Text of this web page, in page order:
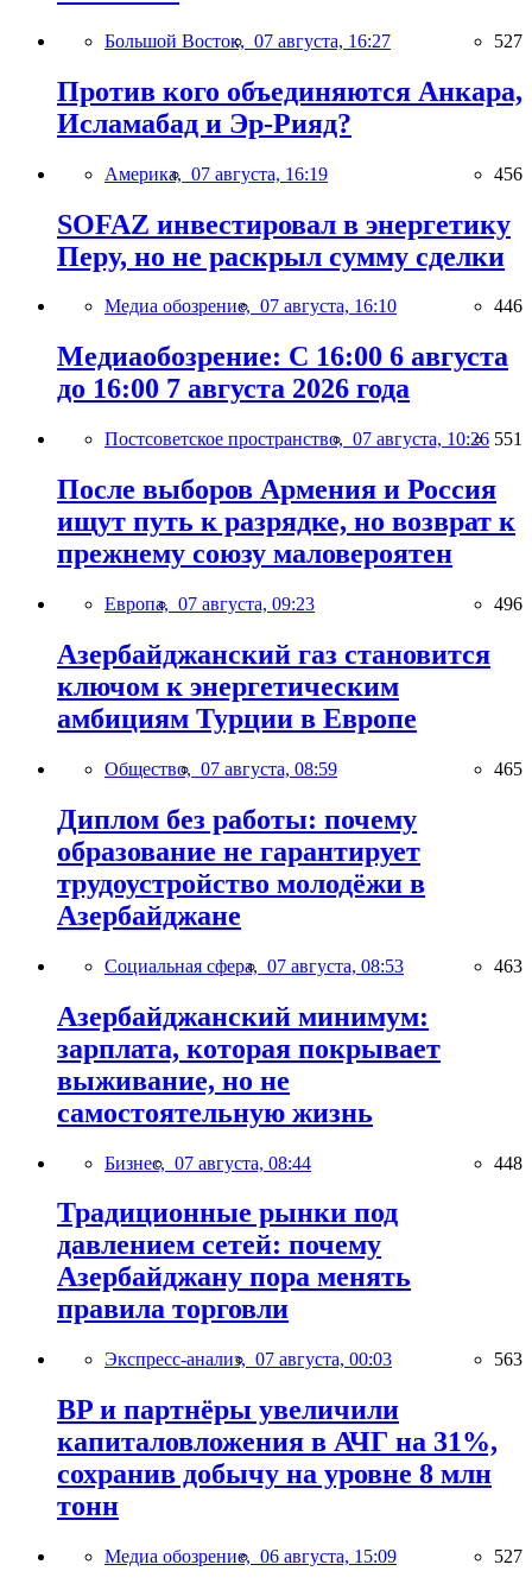
Большой Восток, 07 августа, 16:27 527
Против кого объединяются Анкара,
Исламабад и Эр-Рияд?
Америка, 07 августа, 16:19 456
SOFAZ инвестировал в энергетику
Перу, но не раскрыл сумму сделки
Медиа обозрение, 07 августа, 16:10 446
Медиаобозрение: С 16:00 6 августа
до 16:00 7 августа 2026 года
Постсоветское пространство, 07 августа, 10:26 551
После выборов Армения и Россия
ищут путь к разрядке, но возврат к
прежнему союзу маловероятен
Европа, 07 августа, 09:23 496
Азербайджанский газ становится
ключом к энергетическим
амбициям Турции в Европе
Общество, 07 августа, 08:59 465
Диплом без работы: почему
образование не гарантирует
трудоустройство молодёжи в
Азербайджане
Социальная сфера, 07 августа, 08:53 463
Азербайджанский минимум:
зарплата, которая покрывает
выживание, но не
самостоятельную жизнь
Бизнес, 07 августа, 08:44 448
Традиционные рынки под
давлением сетей: почему
Азербайджану пора менять
правила торговли
Экспресс-анализ, 07 августа, 00:03 563
BP и партнёры увеличили
капиталовложения в АЧГ на 31%,
сохранив добычу на уровне 8 млн
тонн
Медиа обозрение, 06 августа, 15:09 527